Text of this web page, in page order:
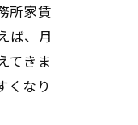
所家賃
ば、月
てきま
くなり